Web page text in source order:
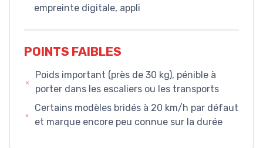
empreinte digitale, appli
POINTS FAIBLES
Poids important (près de 30 kg), pénible à
porter dans les escaliers ou les transports
Certains modèles bridés à 20 km/h par défaut
et marque encore peu connue sur la durée